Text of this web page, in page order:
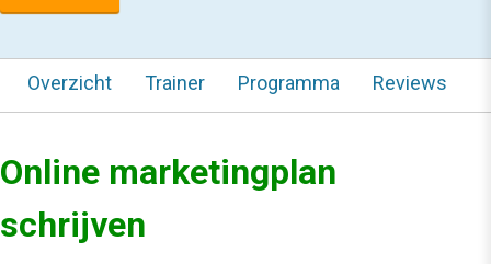
Overzicht Trainer Programma Reviews
Online marketingplan
schrijven